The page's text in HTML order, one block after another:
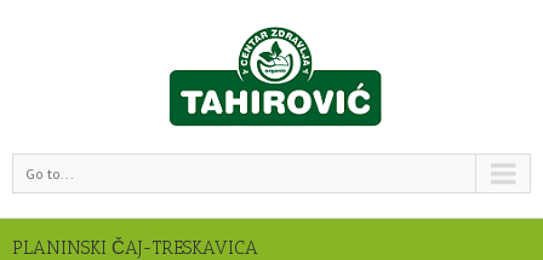
Go to...
PLANINSKI ČAJ-TRESKAVICA